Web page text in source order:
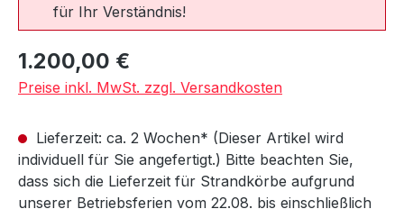
für Ihr Verständnis!
Regulärer Preis:
1.200,00 €
Preise inkl. MwSt. zzgl. Versandkosten
Lieferzeit: ca. 2 Wochen* (Dieser Artikel wird
individuell für Sie angefertigt.) Bitte beachten Sie,
dass sich die Lieferzeit für Strandkörbe aufgrund
unserer Betriebsferien vom 22.08. bis einschließlich